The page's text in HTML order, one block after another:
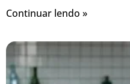
Continuar lendo »